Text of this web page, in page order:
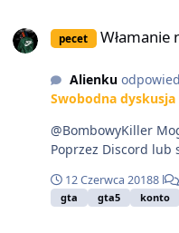
pecet Włamanie
Alienku
Swobodna dyskusja
@BombowyKiller
Poprzez Discord lub
12 Czerwca 20188 l
gta gta5 konto